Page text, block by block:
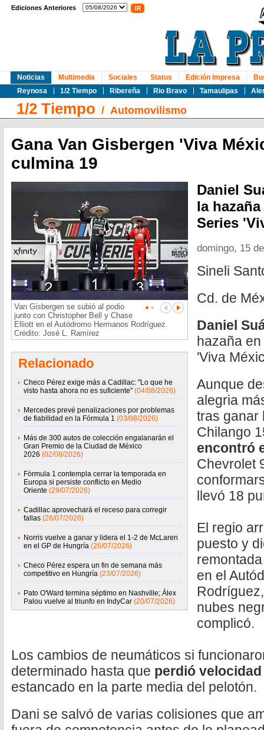
Ediciones Anteriores
Noticias
Reynosa
1/2 Tiempo Ribereña Rio Bravo Tamaulipas
Multimedia Sociales Status Edición Impresa
1/2 Tiempo / Automovilismo
Gana Van Gisbergen 'Viva
culmina 19
Van Gisbergen se subió al podio
junto con Christopher Bell y Chase
Elliott en el Autódromo Hermanos Rodríguez.
Crédito: José L. Ramírez
Relacionado
Checo Pérez exige más a Cadillac: "Lo que he
visto hasta ahora no es suficiente" (04/08/2026)
Mercedes prevé penalizaciones por problemas
de fiabilidad en la Fórmula 1 (03/08/2026)
Más de 300 autos de colección engalanarán el
Gran Premio de la Ciudad de México
2026 (02/08/2026)
Fórmula 1 contempla cerrar la temporada en
Europa si persiste conflicto en Medio
Oriente (29/07/2026)
Cadillac aprovechará el receso para corregir
fallas (26/07/2026)
Norris vuelve a ganar y lidera el 1-2 de McLaren
en el GP de Hungría (26/07/2026)
Checo Pérez espera un fin de semana más
competitivo en Hungría (23/07/2026)
Pato O'Ward termina séptimo en Nashville; Álex
Palou vuelve al triunfo en IndyCar (20/07/2026)
Daniel
la
Series
domingo, 15
Sineli
Cd. de
Daniel
hazaña
'Viva
Aunque
alegria
tras ganar
Chilango
encontró
Chevrolet
llevó 18
El regio
puesto y
en el
nubes
complicó.
Los cambios de neumáticos si
determinado hasta que perdió
estancado en la parte media del pelotón.
Dani se salvó de varias colisiones que